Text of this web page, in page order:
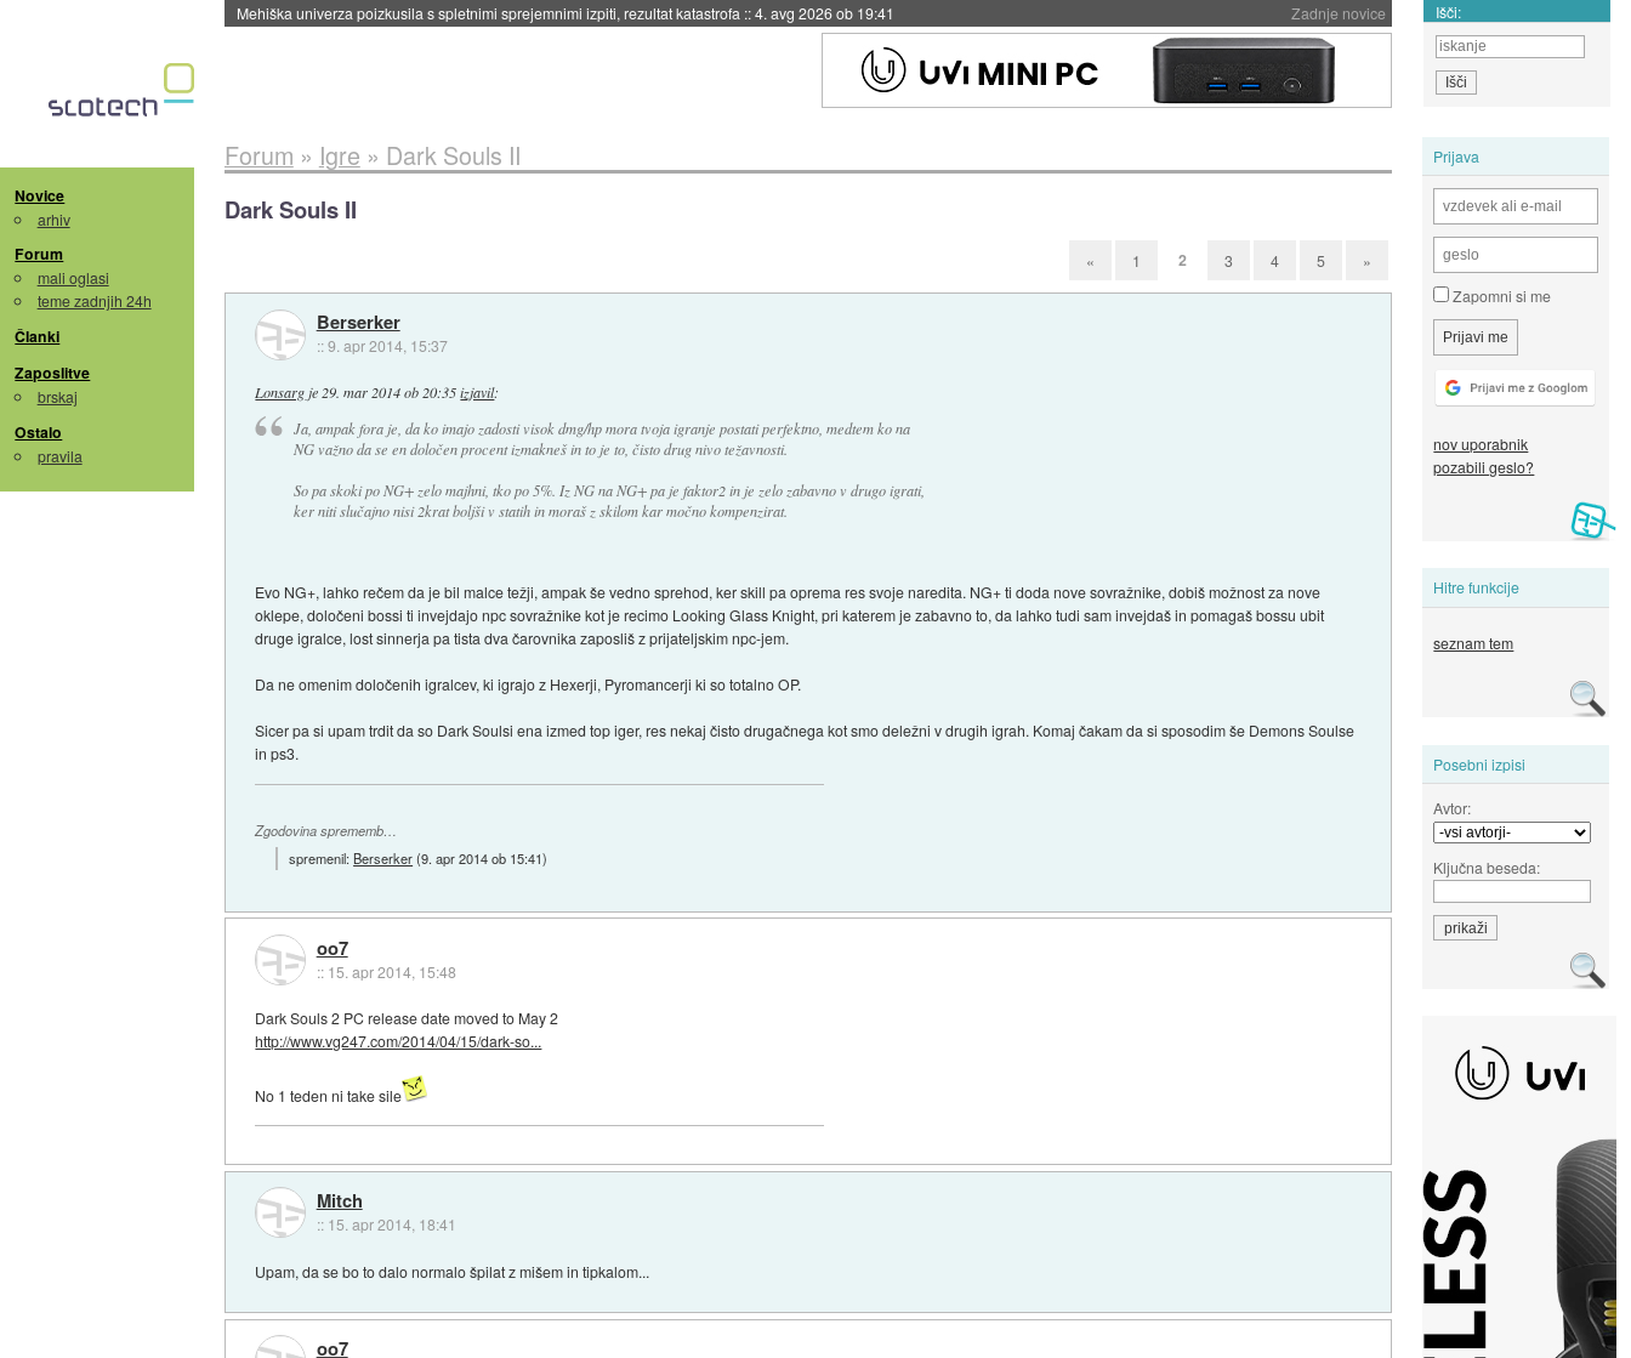
Zadnje novice
Evropska vesoljska agencija razvija svojo raketo za večkratno uporabo::4. avg 2026 ob 19:41 Išči:
Novice
arhiv
Forum
mali oglasi
teme zadnjih 24h
Članki
Zaposlitve
brskaj
Ostalo
pravila
Prijava
Zapomni si me
nov uporabnik
pozabili geslo?
Hitre funkcije
seznam tem
Posebni izpisi
Avtor:
Ključna beseda:
Forum » Igre » Dark Souls II
Dark Souls II
« 1 2 3 4 5 »
Berserker
::9. apr 2014, 15:37
Lonsarg je 29. mar 2014 ob 20:35 izjavil:
Ja, ampak fora je, da ko imajo zadosti visok dmg/hp mora tvoja igranje postati perfektno, medtem ko na
NG važno da se en določen procent izmakneš in to je to, čisto drug nivo težavnosti.
So pa skoki po NG+ zelo majhni, tko po 5%. Iz NG na NG+ pa je faktor2 in je zelo zabavno v drugo igrati,
ker niti slučajno nisi 2krat boljši v statih in moraš z skilom kar močno kompenzirat.
Evo NG+, lahko rečem da je bil malce težji, ampak še vedno sprehod, ker skill pa oprema res svoje naredita. NG+ ti doda nove sovražnike, dobiš možnost za nove
oklepe, določeni bossi ti invejdajo npc sovražnike kot je recimo Looking Glass Knight, pri katerem je zabavno to, da lahko tudi sam invejdaš in pomagaš bossu ubit
druge igralce, lost sinnerja pa tista dva čarovnika zaposliš z prijateljskim npc-jem.
Da ne omenim določenih igralcev, ki igrajo z Hexerji, Pyromancerji ki so totalno OP.
Sicer pa si upam trdit da so Dark Soulsi ena izmed top iger, res nekaj čisto drugačnega kot smo deležni v drugih igrah. Komaj čakam da si sposodim še Demons Soulse
in ps3.
Zgodovina sprememb…
spremenil:Berserker(9. apr 2014 ob 15:41)
oo7
:: 15. apr 2014, 15:48
Dark Souls 2 PC release date moved to May 2
http://www.vg247.com/2014/04/15/dark-so...
No 1 teden ni take sile
Mitch
:: 15. apr 2014, 18:41
Upam, da se bo to dalo normalo špilat z mišem in tipkalom...
oo7